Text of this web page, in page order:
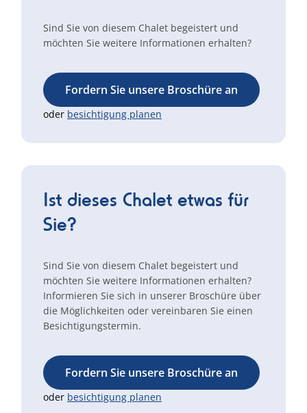
Sind Sie von diesem Chalet begeistert und
möchten Sie weitere Informationen erhalten?
Fordern Sie unsere Broschüre an
oder besichtigung planen
Ist dieses Chalet etwas für
Sie?
Sind Sie von diesem Chalet begeistert und
möchten Sie weitere Informationen erhalten?
Informieren Sie sich in unserer Broschüre über
die Möglichkeiten oder vereinbaren Sie einen
Besichtigungstermin.
Fordern Sie unsere Broschüre an
oder besichtigung planen